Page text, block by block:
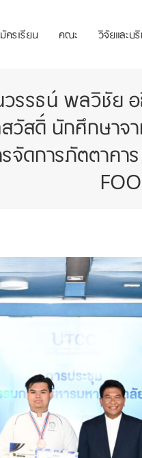
ครเรียน คณะ วิจัยและบ
รรธน์ พลวิชัย
วัสดิ์ นักศึกษาจ
รจัดการภัตตาค